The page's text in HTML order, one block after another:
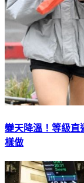
變天降溫！等級
樣做